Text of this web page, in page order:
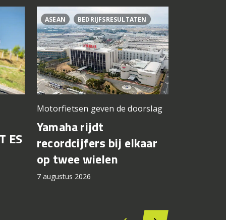
ES
ASEAN BEDRIJFSRESULTATEN
Motorfietsen geven de doorslag
Yamaha rijdt
recordcijfers bij elkaar
op twee wielen
7 augustus 2026